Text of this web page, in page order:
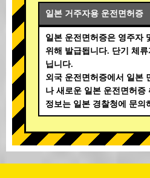
일본 거주자용 운전면허증
일본 운전면허증은 영주자
위해 발급됩니다. 단기 체
닙니다.
외국 운전면허증에서 일본
나 새로운 일본 운전면허증
정보는 일본 경찰청에 문의